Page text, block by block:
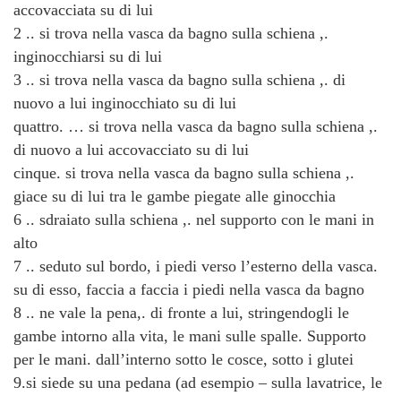
accovacciata su di lui
2 .. si trova nella vasca da bagno sulla schiena ,.
inginocchiarsi su di lui
3 .. si trova nella vasca da bagno sulla schiena ,. di
nuovo a lui inginocchiato su di lui
quattro. … si trova nella vasca da bagno sulla schiena ,.
di nuovo a lui accovacciato su di lui
cinque. si trova nella vasca da bagno sulla schiena ,.
giace su di lui tra le gambe piegate alle ginocchia
6 .. sdraiato sulla schiena ,. nel supporto con le mani in
alto
7 .. seduto sul bordo, i piedi verso l’esterno della vasca.
su di esso, faccia a faccia i piedi nella vasca da bagno
8 .. ne vale la pena,. di fronte a lui, stringendogli le
gambe intorno alla vita, le mani sulle spalle. Supporto
per le mani. dall’interno sotto le cosce, sotto i glutei
9.si siede su una pedana (ad esempio – sulla lavatrice, le